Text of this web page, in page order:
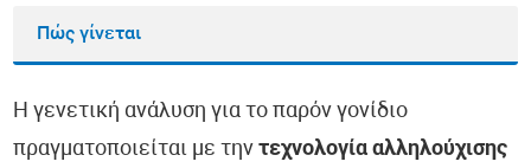
Πώς γίνεται
Η γενετική ανάλυση για το παρόν γονίδιο
πραγματοποιείται με τηντεχνολογία αλληλούχισης